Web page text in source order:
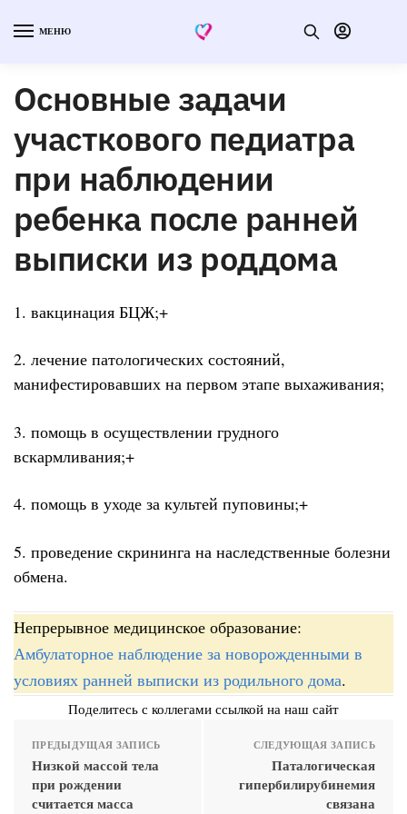
МЕНЮ
Основные задачи
участкового педиатра
при наблюдении
ребенка после ранней
выписки из роддома
1. вакцинация БЦЖ;+
2. лечение патологических состояний,
манифестировавших на первом этапе выхаживания;
3. помощь в осуществлении грудного
вскармливания;+
4. помощь в уходе за культей пуповины;+
5. проведение скрининга на наследственные болезни
обмена.
Непрерывное медицинское образование:
Амбулаторное наблюдение за новорожденными в
условиях ранней выписки из родильного дома.
Поделитесь с коллегами ссылкой на наш сайт
ПРЕДЫДУЩАЯ ЗАПИСЬ
Низкой массой тела
при рождении
считается масса
СЛЕДУЮЩАЯ ЗАПИСЬ
Паталогическая
гипербилирубинемия
связана